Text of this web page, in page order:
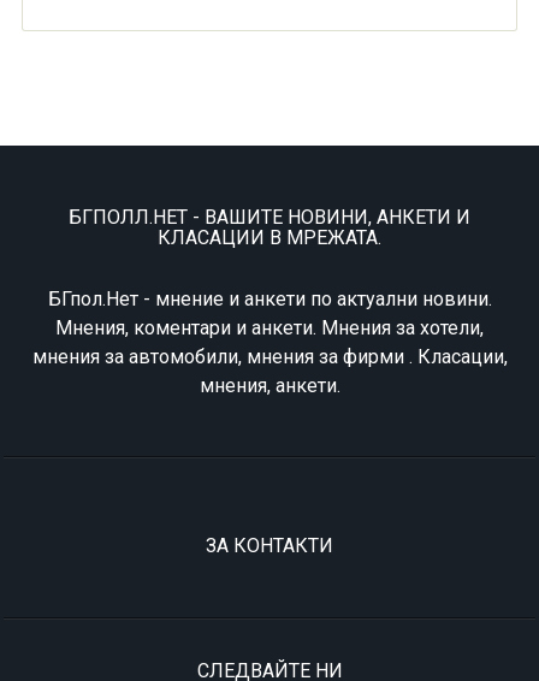
БГПОЛЛ.НЕТ - ВАШИТЕ НОВИНИ, АНКЕТИ И
КЛАСАЦИИ В МРЕЖАТА.
БГпол.Нет - мнение и анкети по актуални новини.
Мнения, коментари и анкети. Мнения за хотели,
мнения за автомобили, мнения за фирми . Класации,
мнения, анкети.
ЗА КОНТАКТИ
СЛЕДВАЙТЕ НИ